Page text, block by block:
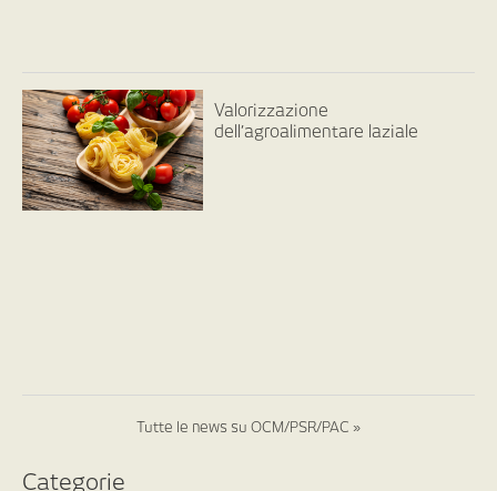
Valorizzazione
dell’agroalimentare laziale
Tutte le news su OCM/PSR/PAC »
Categorie